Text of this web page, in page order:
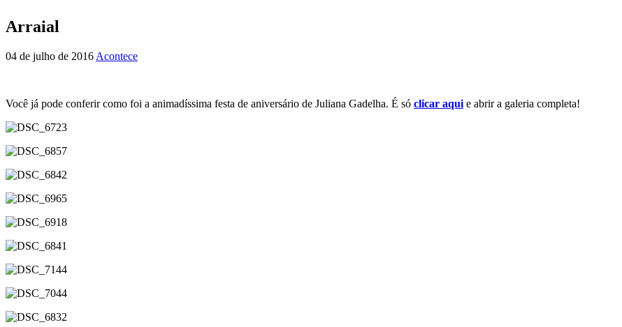
Arraial
04 de julho de 2016 Acontece
Você já pode conferir como foi a animadíssima festa de aniversário de Juliana Gadelha. É só clicar aqui e abrir a galeria completa!